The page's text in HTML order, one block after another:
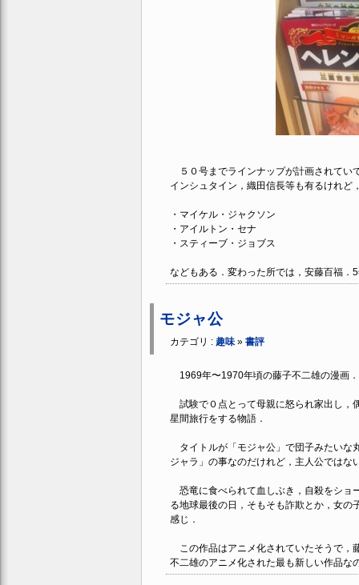
５０号までラインナップが計画されてい
インシュタイン，織田信長等も有るけれど
・マイケル・ジャクソン
・アイルトン・セナ
・スティーブ・ジョブス
などもある．変わった所では，安藤百福．
モジャ公
カテゴリ : 趣味» 書評
1969年〜1970年頃の藤子不二雄の漫画．
試験で０点とって母親に怒られ家出し，
星間旅行をする物語．
タイトルが「モジャ公」で団子みたいな
ジャラ」の事なのだけれど，主人公ではな
恐竜に食べられて血しぶき，自殺をショ
る地球最後の日，そもそも詐欺とか，女
感じ．
この作品はアニメ化されていたそうで，
不二雄のアニメ化された最も新しい作品な